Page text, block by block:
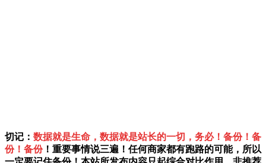
切记： 数据就是生命，数据就是站长的一切，务必！备份！备
份！备份！重要事情说三遍！任何商家都有跑路的可能，所以